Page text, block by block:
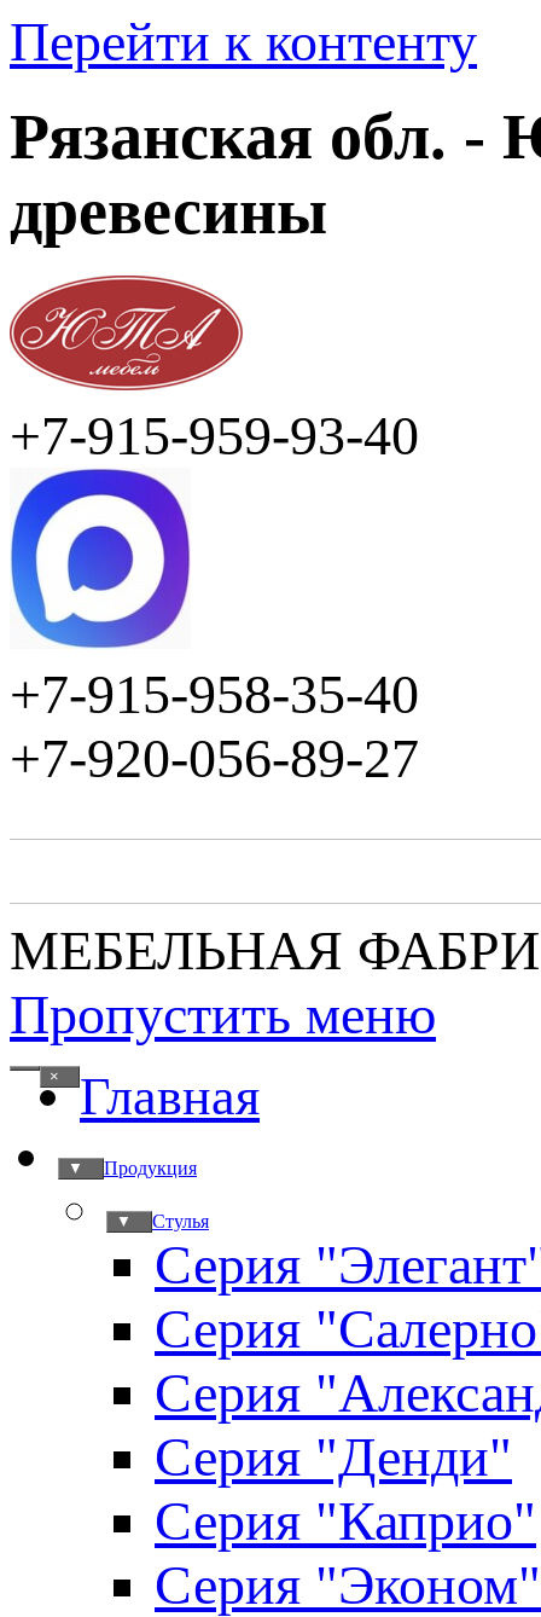
Перейти к контенту
Рязанская обл. -
древесины
+7-915-959-93-40
+7-915-958-35-40
+7-920-056-89-27
МЕБЕЛЬНАЯ
Пропустить меню
× Главная
Продукция
▼
Стулья
▼
Серия
Серия
Серия
Серия "Денди"
Серия "Каприо"
Серия "Эконом"